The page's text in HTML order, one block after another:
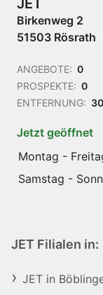
JET
Birkenweg 2
51503 Rösrath
ANGEBOTE: 0
PROSPEKTE: 0
ENTFERNUNG:
Jetzt geöffnet
Montag -
Samstag -
JET Filialen in:
JET in